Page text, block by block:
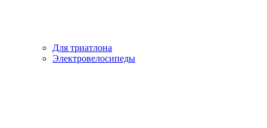
Для триатлона
Электровелосипеды